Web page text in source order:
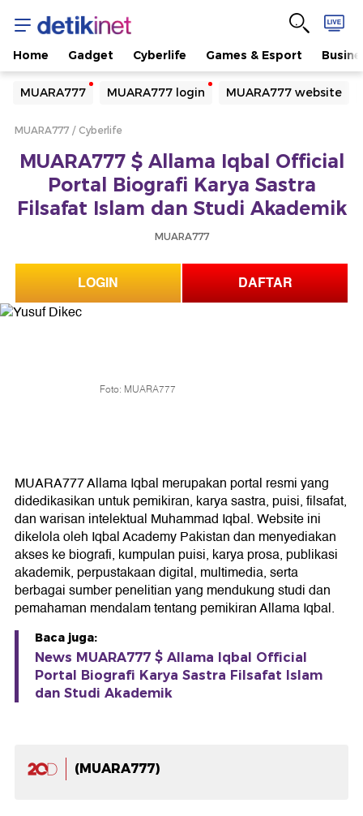
Home Gadget Cyberlife Games & Esport
MUARA777 MUARA777 login MUARA777 website
Yang sedang ramai dicari
Loading...
Loading...
MUARA777 Cyberlife
MUARA777 $ Allama Iqbal Official
Portal Biografi Karya Sastra
Filsafat Islam dan Studi Akademik
MUARA777
LOGIN DAFTAR
Foto: MUARA777
MUARA777 Allama Iqbal merupakan portal resmi yang
didedikasikan untuk pemikiran, karya sastra, puisi, filsafat,
dan warisan intelektual Muhammad Iqbal. Website ini
dikelola oleh Iqbal Academy Pakistan dan menyediakan
akses ke biografi, kumpulan puisi, karya prosa, publikasi
akademik, perpustakaan digital, multimedia, serta
berbagai sumber penelitian yang mendukung studi dan
pemahaman mendalam tentang pemikiran Allama Iqbal.
Baca juga:
News MUARA777 $ Allama Iqbal Official
Portal Biografi Karya Sastra Filsafat Islam
dan Studi Akademik
(MUARA777)